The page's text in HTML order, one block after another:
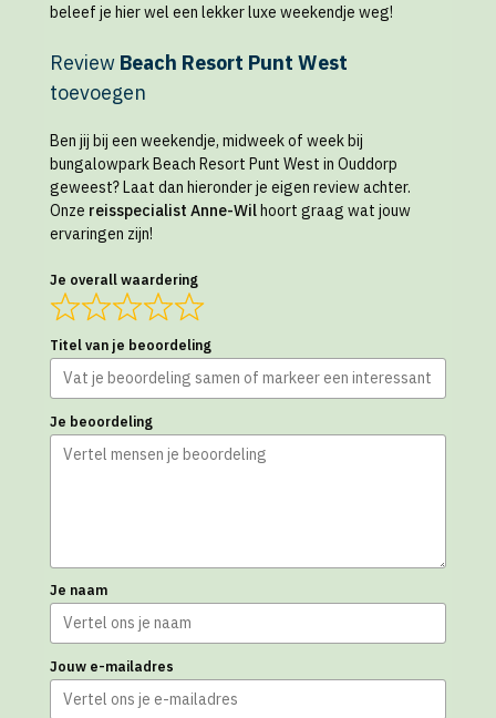
beleef je hier wel een lekker luxe weekendje weg!
Review Beach Resort Punt West
toevoegen
Ben jij bij een weekendje, midweek of week bij
bungalowpark Beach Resort Punt West in Ouddorp
geweest? Laat dan hieronder je eigen review achter.
Onze reisspecialist Anne-Wilhoort graag wat jouw
ervaringen zijn!
Je overall waardering
Titel van je beoordeling
Je beoordeling
Je naam
Jouw e-mailadres